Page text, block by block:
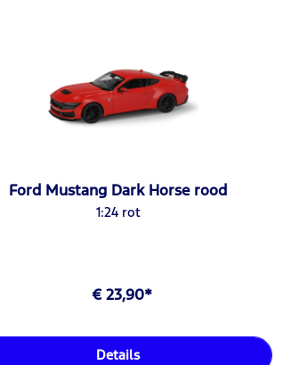
Ford Mustang Dark Horse rood
1:24 rot
€ 23,90*
Details